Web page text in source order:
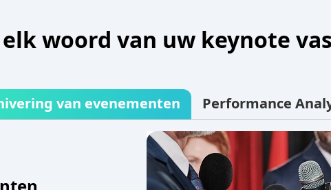
elk woord van uw keynote
van evenementen Performance